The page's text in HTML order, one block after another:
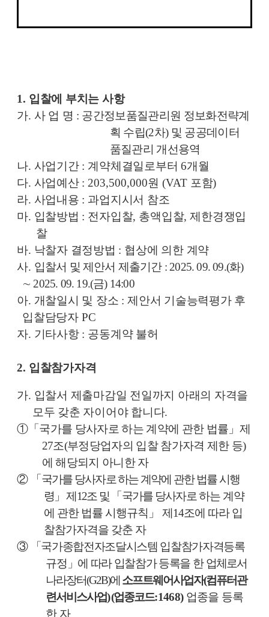
1. 입찰에 부치는 사항
가. 사 업 명 : 공간정보품질관리원 정보화전략계
획 수립(2차) 및 공공데이터
품질관리 개선용역
나. 사업기간 : 계약체결일로부터6개월
다. 사업예산 : 203,500,000원 (VAT 포함)
라. 사업내용 : 과업지시서 참조
마. 입찰방법 : 전자입찰, 총액입찰,제한경쟁입
찰
바. 낙찰자 결정방법 : 협상에 의한 계약
사. 입찰서 및 제안서 제출기간 : 2025. 09. 09.(화)
∼ 2025. 09. 19.(금) 14:00
아. 개찰일시 및 장소 :제안서 기술능력평가 후
입찰담당자 PC
자. 기타사항 : 공동계약 불허
2. 입찰참가자격
가. 입찰서 제출마감일 전일까지 아래의 자격을
모두 갖춘 자이어야 합니다.
① 「 국가를 당사자로 하는 계약에 관한 법률 」 제
27조(부정당업자의 입찰 참가자격 제한 등)
에 해당되지 아니한 자
②
「 국가를 당사자로 하는 계약에 관한 법률 시행
령 」제 12조 및 「 국가를 당사자로 하는 계약
에 관한 법률 시행규칙 」 제 14조에 따라 입
찰참가자격을 갖춘 자
③
「 국가종합전자조달시스템 입찰참가자격등록
규정 」 에 따라 입찰참가 등록을 한 업체로서
나라장터(G2B)에 소프트웨어사업자(컴퓨터관
련서비스사업) (업종코드:1468) 업종을 등록
한 자